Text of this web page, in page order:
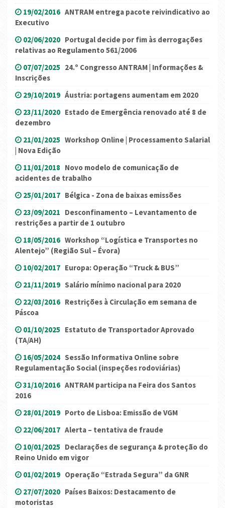
19/02/2016 ANTRAM entrega pacote reivindicativo ao
Executivo
02/06/2020 Portugal decide por fim às derrogações
relativas ao Regulamento 561/2006
07/07/2025 24.º Congresso ANTRAM | Informações &
Inscrições
29/10/2019 Áustria: portagens aumentam em 2020
23/11/2020 Estado de Emergência renovado até 8 de
dezembro
21/01/2025 Workshop Online | Processamento Salarial
| Nova Edição
11/01/2018 Novo modelo de comunicação de
acidentes de trabalho
25/01/2017 Bélgica - Zona de baixas emissões
23/09/2021 Desconfinamento – Levantamento de
restrições a partir de 1 outubro
18/05/2016 Workshop “Logística e Transportes no
Alentejo” (Região Sul – Évora)
10/02/2017 Europa: Operação “Truck & BUS”
21/11/2019 Salário mínimo nacional para 2020
22/03/2016 Restrições à Circulação em semana de
Páscoa
01/10/2025 Estatuto de Transportador Aprovado
(TA/AH)
16/05/2024 Sessão Informativa Online sobre
Regulamentação Social (inspeções rodoviárias)
31/10/2016 ANTRAM participa na Feira dos Santos
2016
28/01/2019 Porto de Lisboa: Emissão de VGM
22/06/2017 Alerta – tentativa de fraude
10/01/2025 Declarações de segurança & proteção do
Reino Unido em vigor
01/02/2019 Operação “Estrada Segura” da GNR
27/07/2020 Países Baixos: Destacamento de
motoristas